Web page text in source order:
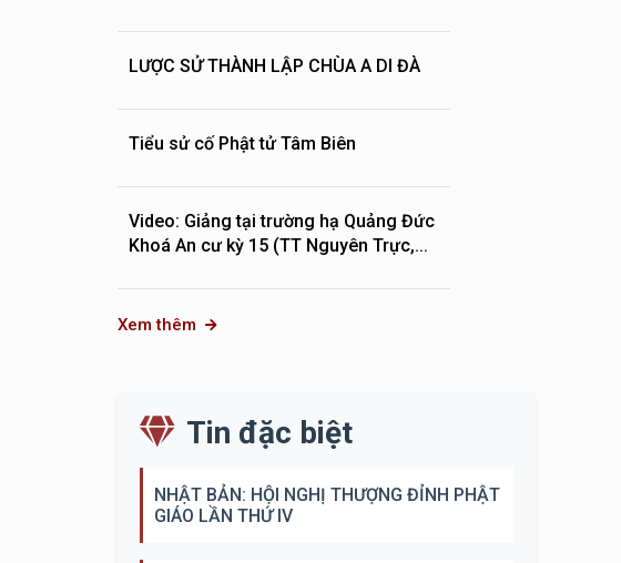
LƯỢC SỬ THÀNH LẬP CHÙA A DI ĐÀ
Tiểu sử cố Phật tử Tâm Biên
Video: Giảng tại trường hạ Quảng Đức
Khoá An cư kỳ 15 (TT Nguyên Trực,...
Xem thêm
Tin đặc biệt
NHẬT BẢN: HỘI NGHỊ THƯỢNG ĐỈNH PHẬT
GIÁO LẦN THỨ IV